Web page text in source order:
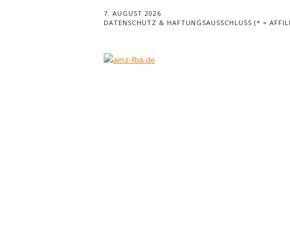
7. AUGUST 2026
DATENSCHUTZ & HAFTUNGSAUSSCHLUSS (* =